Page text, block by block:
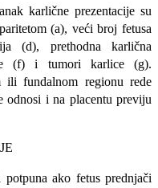
karlične prezentacije su
(a), veći broj fetusa
(d), prethodna karlična
(f) i tumori karlice (g).
ili fundalnom regionu rede
odnosi i na placentu previju
ako fetus prednjači